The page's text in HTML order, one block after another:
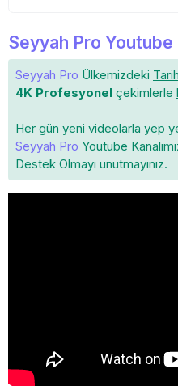
Seyyah Pro Youtube
Seyyah Pro Ülkemizdeki
4K Profesyonel çekimlerle
Her gün yeni videolarla yep
Seyyah Pro Youtube
Destek Olmayı unutmayınız.